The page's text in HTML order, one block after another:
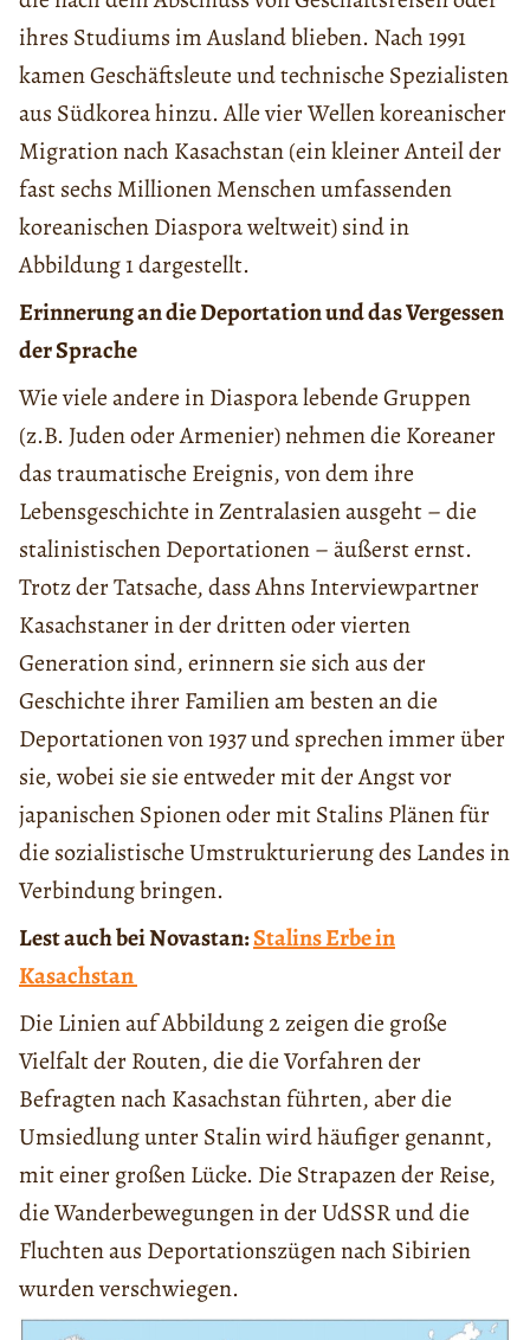
ihres Studiums im Ausland blieben. Nach 1991
kamen Geschäftsleute und technische Spezialisten
aus Südkorea hinzu. Alle vier Wellen koreanischer
Migration nach Kasachstan (ein kleiner Anteil der
fast sechs Millionen Menschen umfassenden
koreanischen Diaspora weltweit) sind in
Abbildung 1 dargestellt.
Erinnerung an die Deportation und das Vergessen
der Sprache
Wie viele andere in Diaspora lebende Gruppen
(z.B. Juden oder Armenier) nehmen die Koreaner
das traumatische Ereignis, von dem ihre
Lebensgeschichte in Zentralasien ausgeht – die
stalinistischen Deportationen – äußerst ernst.
Trotz der Tatsache, dass Ahns Interviewpartner
Kasachstaner in der dritten oder vierten
Generation sind, erinnern sie sich aus der
Geschichte ihrer Familien am besten an die
Deportationen von 1937 und sprechen immer über
sie, wobei sie sie entweder mit der Angst vor
japanischen Spionen oder mit Stalins Plänen für
die sozialistische Umstrukturierung des Landes in
Verbindung bringen.
Lest auch bei Novastan:Stalins Erbe in
Kasachstan
Die Linien auf Abbildung 2 zeigen die große
Vielfalt der Routen, die die Vorfahren der
Befragten nach Kasachstan führten, aber die
Umsiedlung unter Stalin wird häufiger genannt,
mit einer großen Lücke. Die Strapazen der Reise,
die Wanderbewegungen in der UdSSR und die
Fluchten aus Deportationszügen nach Sibirien
wurden verschwiegen.